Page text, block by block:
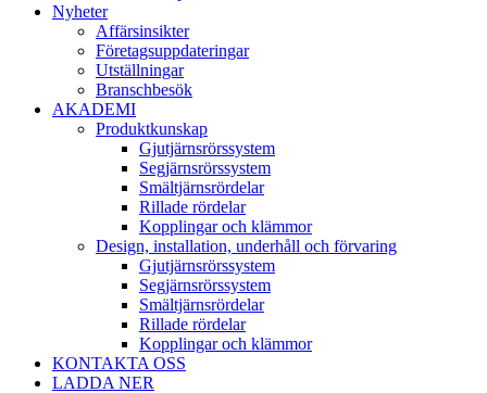
Nyheter
Affärsinsikter
Företagsuppdateringar
Utställningar
Branschbesök
AKADEMI
Produktkunskap
Gjutjärnsrörssystem
Segjärnsrörssystem
Smältjärnsrördelar
Rillade rördelar
Kopplingar och klämmor
Design, installation, underhåll och förvaring
Gjutjärnsrörssystem
Segjärnsrörssystem
Smältjärnsrördelar
Rillade rördelar
Kopplingar och klämmor
KONTAKTA OSS
LADDA NER